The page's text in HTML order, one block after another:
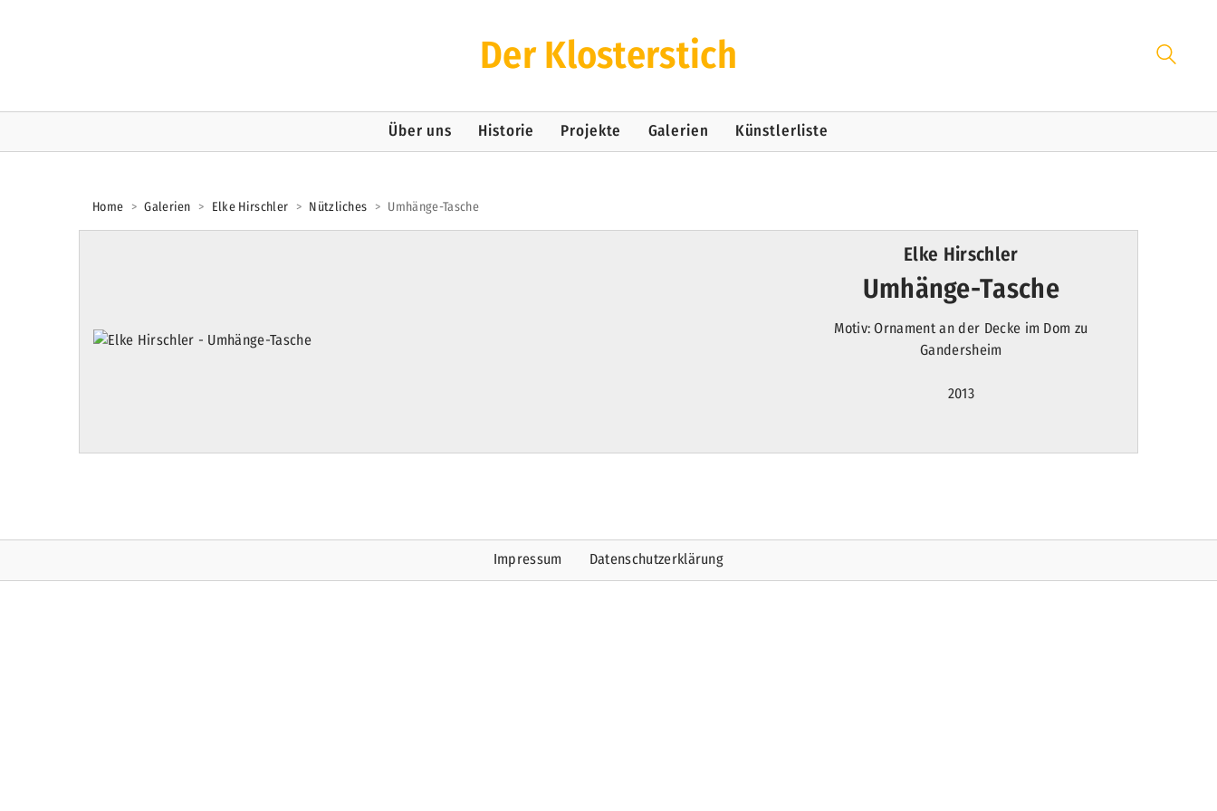
Der Klosterstich
Über uns Historie Projekte Galerien Künstlerliste
Home > Galerien > Elke Hirschler > Nützliches > Umhänge-Tasche
Elke Hirschler
Umhänge-Tasche
Motiv: Ornament an der Decke im Dom zu
Gandersheim
2013
Impressum Datenschutzerklärung